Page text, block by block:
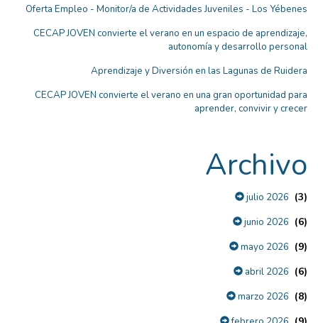
Oferta Empleo - Monitor/a de Actividades Juveniles - Los Yébenes
CECAP JOVEN convierte el verano en un espacio de aprendizaje,
autonomía y desarrollo personal
Aprendizaje y Diversión en las Lagunas de Ruidera
CECAP JOVEN convierte el verano en una gran oportunidad para
aprender, convivir y crecer
Archivo
julio 2026 (3)
junio 2026 (6)
mayo 2026 (9)
abril 2026 (6)
marzo 2026 (8)